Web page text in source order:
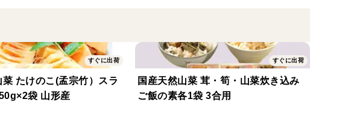
ません。ご了承ください。
上が水分ですので暑い夏の水分補充には最適の果物で特におすすめで
を食べて撃退し健康体を維持しましょう。
すぐに出荷
菜 たけのこ(孟宗竹）スラ
袋 山形産
すぐに出荷
国産天然山菜 茸・筍・山菜炊き込み
ご飯の素各1袋 3合用